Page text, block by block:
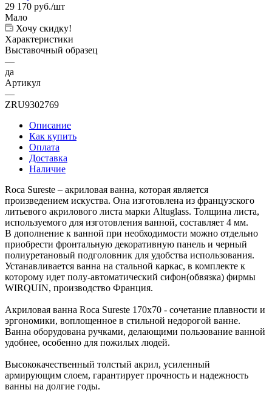
29 170 руб./шт
Мало
Хочу скидку!
Характеристики
Выставочный образец
—
да
Артикул
—
ZRU9302769
Описание
Как купить
Оплата
Доставка
Наличие
Roca Sureste – акриловая ванна, которая является
произведением искуства. Она изготовлена из французского
литьевого акрилового листа марки Altuglass. Толщина листа,
используемого для изготовления ванной, составляет 4 мм.
В дополнение к ванной при необходимости можно отдельно
приобрести фронтальную декоративную панель и черный
полиуретановый подголовник для удобства использования.
Устанавливается ванна на стальной каркас, в комплекте к
которому идет полу-автоматический сифон(обвязка) фирмы
WIRQUIN, производство Франция.
Акриловая ванна Roca Sureste 170х70 - сочетание плавности и
эргономики, воплощенное в стильной недорогой ванне.
Ванна оборудована ручками, делающими пользование ванной
удобнее, особенно для пожилых людей.
Высококачественный толстый акрил, усиленный
армирующим слоем, гарантирует прочность и надежность
ванны на долгие годы.